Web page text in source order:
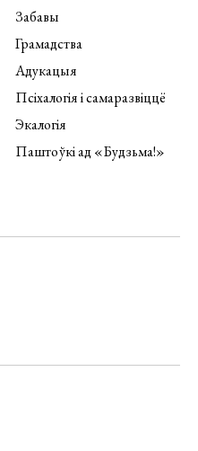
Забавы
Грамадства
Адукацыя
Псіхалогія і самаразвіццё
Экалогія
Паштоўкі ад «Будзьма!»